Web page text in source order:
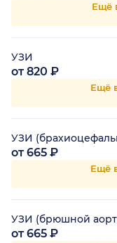
Ещё
УЗИ
от 820 ₽
Ещё
УЗИ
от 665 ₽
Ещё
УЗИ (брюшной
от 665 ₽